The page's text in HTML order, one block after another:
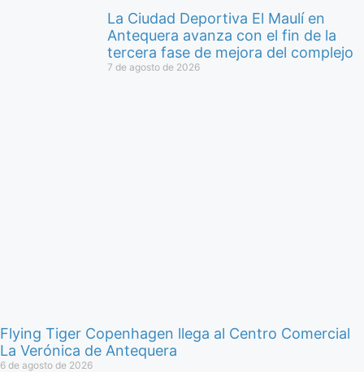
La Ciudad Deportiva El Maulí en
Antequera avanza con el fin de la
tercera fase de mejora del complejo
7 de agosto de 2026
Flying Tiger Copenhagen llega al Centro Comercial
La Verónica de Antequera
6 de agosto de 2026